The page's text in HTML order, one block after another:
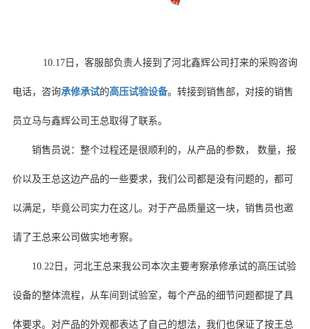
10.17日，客服部负责人接到了河北鑫辉公司打来的采购咨询
电话，咨询承修承试的高压试验设备。转接到销售部，对接的销售
员立马与鑫辉公司王总取得了联系。
销售员说：整个过程还是很顺利的，从产品的参数， 数量，报
价以及王总这边产品的一些要求，我们公司都是没有问题的，都可
以满足，毕竟公司实力在这儿。对于产品质量这一块，销售员也邀
请了王总来公司做实地考察。
10.22日，河北王总来我公司本次主要考察承修承试的高压试验
设备的整体流程，从车间到试验室，每个产品的细节问题都提了具
体要求。对产品的外观都表达了自己的想法，我们也保证了按王总